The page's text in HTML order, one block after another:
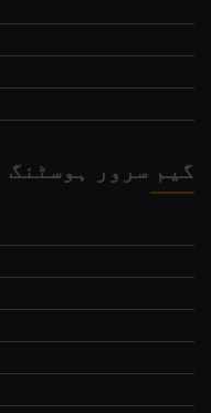
گیم سرور ہوسٹنگ